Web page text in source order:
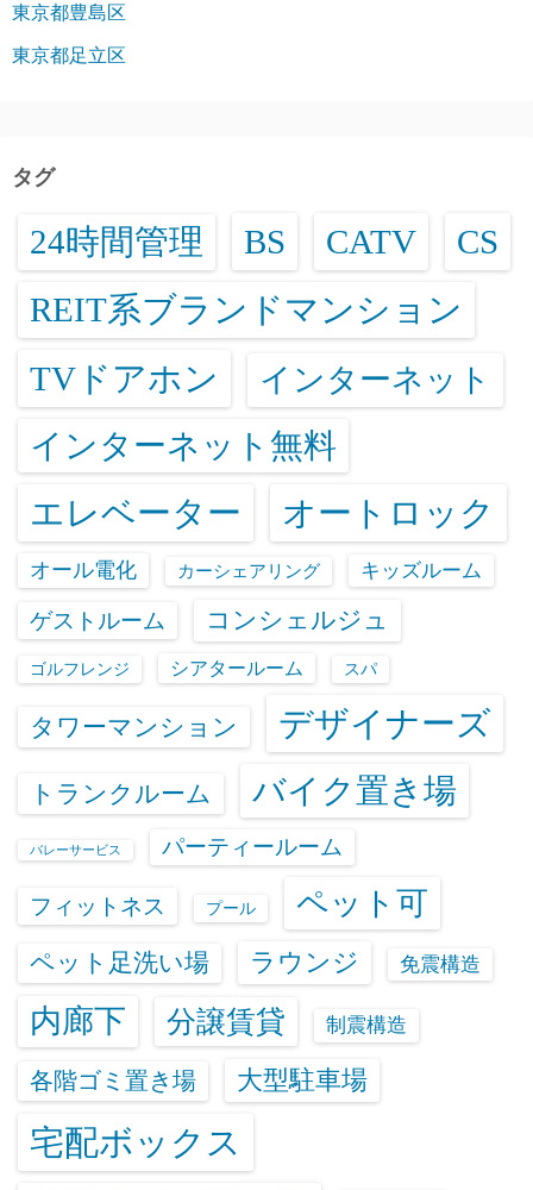
東京都豊島区
東京都足立区
タグ
24時間管理 BS CATV CS
REIT系ブランドマンション
TVドアホン インターネット
インターネット無料
エレベーター オートロック
オール電化 カーシェアリング キッズルーム
ゲストルーム コンシェルジュ
ゴルフレンジ シアタールーム スパ
タワーマンション デザイナーズ
トランクルーム バイク置き場
バレーサービス パーティールーム
フィットネス プール ペット可
ペット足洗い場 ラウンジ 免震構造
内廊下 分譲賃貸 制震構造
各階ゴミ置き場 大型駐車場
宅配ボックス